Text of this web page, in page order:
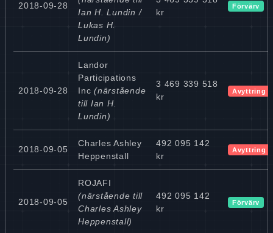
2018-09-28
Ian H. Lundin /
Lukas H.
Lundin)
kr
Förvärv
2018-09-28
Landor
Participations
Inc (närstående
till Ian H.
Lundin)
3 469 339 518
kr
Avyttring
2018-09-05
Charles Ashley
Heppenstall
492 095 142
kr
Avyttring
2018-09-05
ROJAFI
(närstående till
Charles Ashley
Heppenstall)
492 095 142
kr
Förvärv